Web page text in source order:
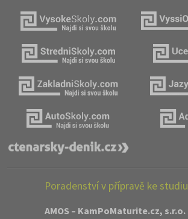
Poradenství v přípravě ke studiu
AMOS – KamPoMaturite.cz, s.r.o.